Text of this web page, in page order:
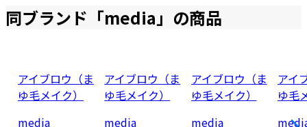
同ブランド「media」の商品
アイブロウ（ま
ゆ毛メイク）
media
アイブロウ（ま
ゆ毛メイク）
media
アイブロウ（ま
ゆ毛メイク）
media
アイ
ゆ毛